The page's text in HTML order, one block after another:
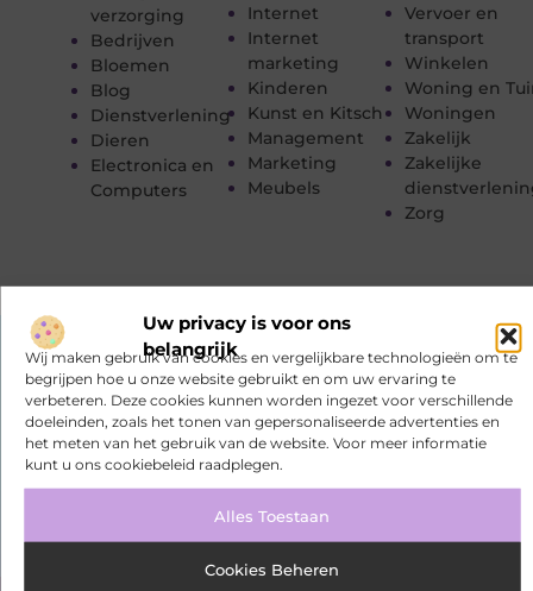
Uw privacy is voor ons
belangrijk
Wij maken gebruik van cookies en vergelijkbare technologieën om te
begrijpen hoe u onze website gebruikt en om uw ervaring te
verbeteren. Deze cookies kunnen worden ingezet voor verschillende
doeleinden, zoals het tonen van gepersonaliseerde advertenties en
het meten van het gebruik van de website. Voor meer informatie
kunt u ons cookiebeleid raadplegen.
Alles Toestaan
Cookies Beheren
verzorging
Bedrijven
Bloemen
Blog
Dienstverlening
Dieren
Electronica en
Computers
Internet
Internet
marketing
Kinderen
Kunst en Kitsch
Management
Marketing
Meubels
Vervoer en
transport
Winkelen
Woning en
Woningen
Zakelijk
Zakelijke
Zorg